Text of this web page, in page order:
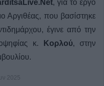
, για το έργο
Αργιθέας, που βασίστηκε
έγινε από την
κ.
Κορλού, στην
2025